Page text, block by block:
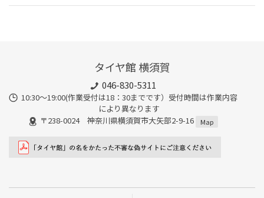
タイヤ館 横須賀
046-830-5311
10:30～19:00(作業受付は18：30までです）受付時間は作業内容
により異なります
〒238-0024 神奈川県横須賀市大矢部2-9-16
Map